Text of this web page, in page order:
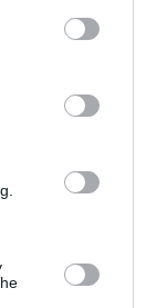
până la
greu a trecut,
că este
şi că în scurt
avea
încă o
fost